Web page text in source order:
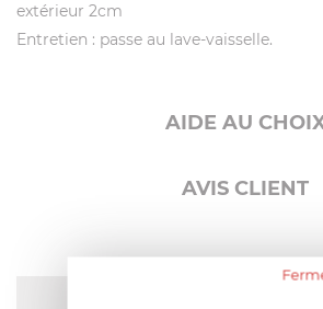
extérieur 2cm
Entretien : passe au lave-vaisselle.
AIDE AU
AVIS CLIENT